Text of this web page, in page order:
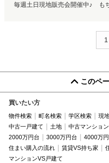
毎週土日現地販売会開催中♪ も
1
このペ
買いたい方
物件検索 町名検索 学区検索 現
中古一戸建て
土地 中古マンション
2000万円台
3000万円台 4000万
住まい購入の流れ
賃貸VS持ち家
マンションVS戸建て